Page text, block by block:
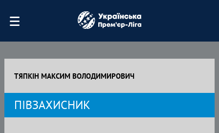
ТЯПКІН МАКСИМ ВОЛОДИМИРОВИЧ
ПІВЗАХИСНИК